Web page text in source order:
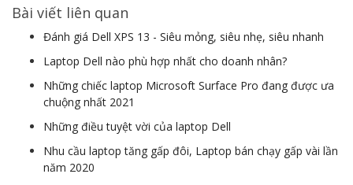
Bài viết liên quan
Đánh giá Dell XPS 13 - Siêu mỏng, siêu nhẹ, siêu nhanh
Laptop Dell nào phù hợp nhất cho doanh nhân?
Những chiếc laptop Microsoft Surface Pro đang được ưa
chuộng nhất 2021
Những điều tuyệt vời của laptop Dell
Nhu cầu laptop tăng gấp đôi, Laptop bán chạy gấp vài lần
năm 2020